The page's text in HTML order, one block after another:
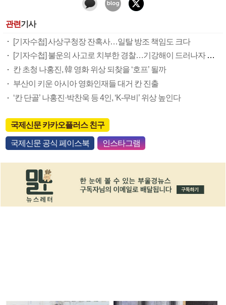
관련기사
[기자수첩] 사상구청장 잔혹사…일탈 방조 책임도 크다
[기자수첩] 불운의 사고로 치부한 경찰…기강해이 드러나자 여론 반전
칸 초청 나홍진, 韓 영화 위상 되찾을 ‘호프’ 될까
부산이 키운 아시아 영화인재들 대거 칸 진출
‘칸 단골’ 나홍진·박찬욱 등 4인, ‘K-무비’ 위상 높인다
국제신문 카카오플러스 친구
국제신문 공식 페이스북 인스타그램